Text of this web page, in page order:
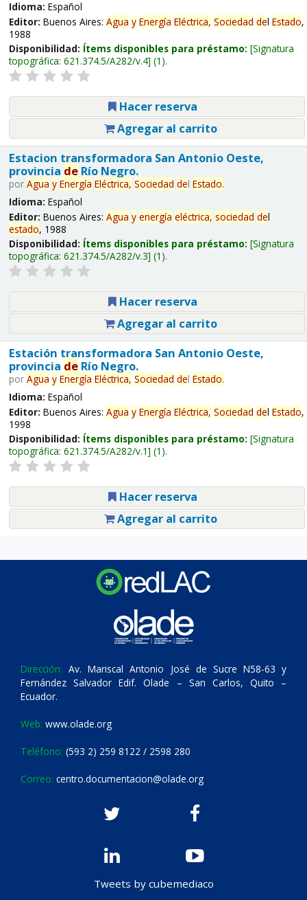
Idioma: Español
Editor: Buenos Aires: Agua y Energía Eléctrica, Sociedad del Estado,
1988
Disponibilidad: Ítems disponibles para préstamo: Signatura
topográfica: 621.374.5/A282/v.4 (1).
Hacer reserva
Agregar al carrito
Estacion transformadora San Antonio Oeste,
provincia deRío Negro.
por Agua y Energía Eléctrica, Sociedad del Estado.
Idioma: Español
Editor: Buenos Aires: Agua y energía eléctrica, sociedad del
estado, 1988
Disponibilidad: Ítems disponibles para préstamo: Signatura
topográfica: 621.374.5/A282/v.3 (1).
Hacer reserva
Agregar al carrito
Estación transformadora San Antonio Oeste,
provincia deRío Negro.
por Agua y Energía Eléctrica, Sociedad del Estado.
Idioma: Español
Editor: Buenos Aires: Agua y Energía Eléctrica, Sociedad del Estado,
1998
Disponibilidad: Ítems disponibles para préstamo: Signatura
topográfica: 621.374.5/A282/v.1 (1).
Hacer reserva
Agregar al carrito
Dirección: Av. Mariscal Antonio José de Sucre N58-63 y
Fernández Salvador Edif. Olade – San Carlos, Quito –
Ecuador.
Web: www.olade.org
Teléfono: (593 2) 259 8122 / 2598 280
Correo: centro.documentacion@olade.org
Tweets by cubemediaco